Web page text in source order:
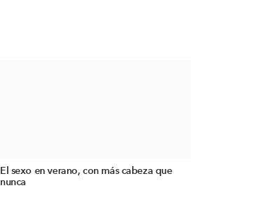
El sexo en verano, con más cabeza que
nunca